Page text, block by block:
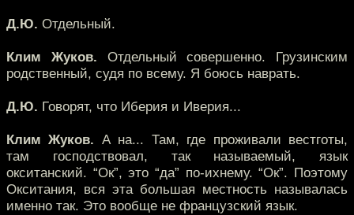
Д.Ю. Отдельный.
Клим Жуков. Отдельный совершенно. Грузинским
родственный, судя по всему. Я боюсь наврать.
Д.Ю. Говорят, что Иберия и Иверия...
Клим Жуков. А на... Там, где проживали вестготы,
там господствовал, так называемый, язык
окситанский. “Ок”, это “да” по-ихнему. “Ок”. Поэтому
Окситания, вся эта большая местность называлась
именно так. Это вообще не французский язык.